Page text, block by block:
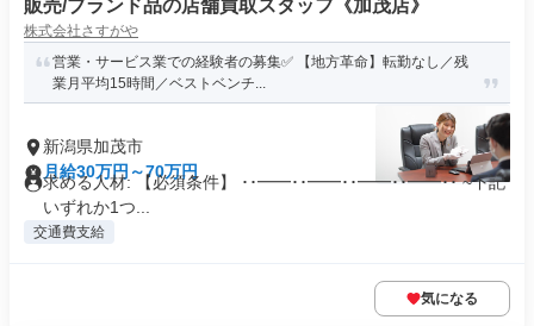
販売/ブランド品の店舗買取スタッフ《加茂店》
株式会社さすがや
営業・サービス業での経験者の募集✅ 【地方革命】転勤なし／残
業月平均15時間／ベストベンチ...
新潟県加茂市
月給30万円～70万円
求める人材: 【必須条件】 ･･━━･･━━･･━━･･━━･･ ~下記
いずれか1つ...
交通費支給
気になる